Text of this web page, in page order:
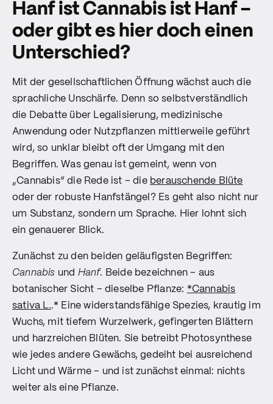
Hanf ist Cannabis ist Hanf –
oder gibt es hier doch einen
Unterschied?
Mit der gesellschaftlichen Öffnung wächst auch die
sprachliche Unschärfe. Denn so selbstverständlich
die Debatte über Legalisierung, medizinische
Anwendung oder Nutzpflanzen mittlerweile geführt
wird, so unklar bleibt oft der Umgang mit den
Begriffen. Was genau ist gemeint, wenn von
„Cannabis“ die Rede ist – die berauschende Blüte
oder der robuste Hanfstängel? Es geht also nicht nur
um Substanz, sondern um Sprache. Hier lohnt sich
ein genauerer Blick.
Zunächst zu den beiden geläufigsten Begriffen:
Cannabis und Hanf. Beide bezeichnen – aus
botanischer Sicht – dieselbe Pflanze: *Cannabis
sativa L..* Eine widerstandsfähige Spezies, krautig im
Wuchs, mit tiefem Wurzelwerk, gefingerten Blättern
und harzreichen Blüten. Sie betreibt Photosynthese
wie jedes andere Gewächs, gedeiht bei ausreichend
Licht und Wärme – und ist zunächst einmal: nichts
weiter als eine Pflanze.